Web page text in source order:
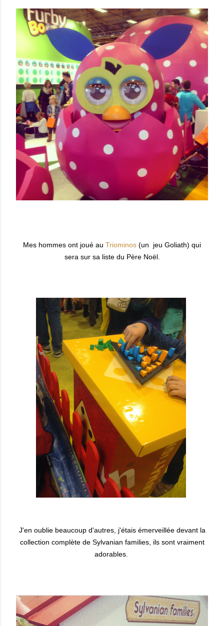
Mes hommes ont joué au Triominos (un jeu Goliath) qui
sera sur sa liste du Père Noël.
J'en oublie beaucoup d'autres, j'étais émerveillée devant la
collection complète de Sylvanian families, ils sont vraiment
adorables.